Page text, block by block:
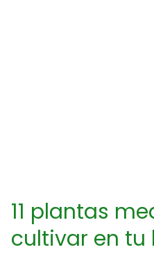
11 plantas
cultivar en tu